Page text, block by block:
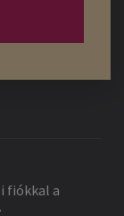
fiókkal a